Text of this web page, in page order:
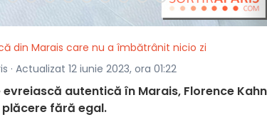
din Marais care nu a îmbătrânit nicio zi
Actualizat 12 iunie 2023, ora 01:22
autentică în Marais, Florence
fără egal.